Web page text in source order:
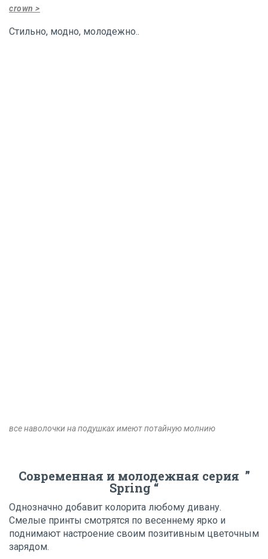
crown >
Стильно, модно, молодежно..
все наволочки на подушках имеют потайную молнию
Современная и молодежная серия ”
Spring “
Однозначно добавит колорита любому дивану.
Смелые принты смотрятся по весеннему ярко и
поднимают настроение своим позитивным цветочным
зарядом.